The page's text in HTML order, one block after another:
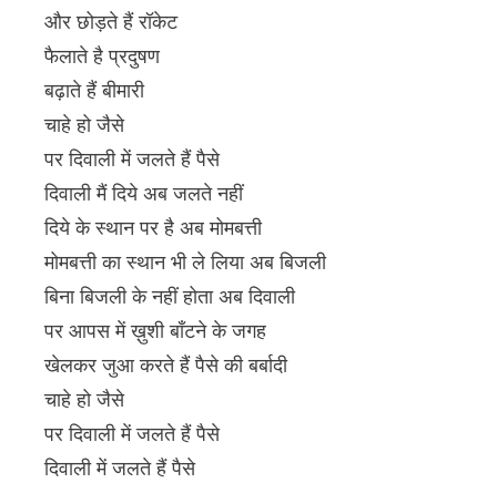
और छोड़ते हैं रॉकेट
फैलाते है प्रदुषण
बढ़ाते हैं बीमारी
चाहे हो जैसे
पर दिवाली में जलते हैं पैसे
दिवाली मैं दिये अब जलते नहीं
दिये के स्थान पर है अब मोमबत्ती
मोमबत्ती का स्थान भी ले लिया अब बिजली
बिना बिजली के नहीं होता अब दिवाली
पर आपस में ख़ुशी बाँटने के जगह
खेलकर जुआ करते हैं पैसे की बर्बादी
चाहे हो जैसे
पर दिवाली में जलते हैं पैसे
दिवाली में जलते हैं पैसे